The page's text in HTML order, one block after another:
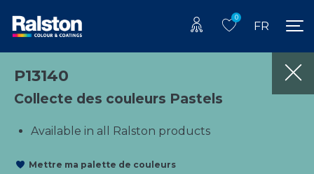
0
FR
P13140
Collecte des couleurs Pastels
Available in all Ralston products
Mettre ma palette de couleurs